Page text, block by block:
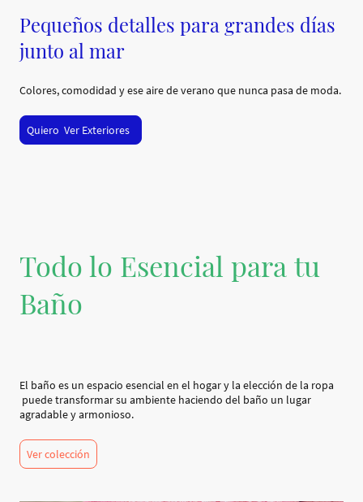
Pequeños detalles para grandes días
junto al mar
Colores, comodidad y ese aire de verano que nunca pasa de moda.
Quiero Ver Exteriores
Todo lo Esencial para tu
Baño
El baño es un espacio esencial en el hogar y la elección de la ropa
puede transformar su ambiente haciendo del baño un lugar
agradable y armonioso.
Ver colección